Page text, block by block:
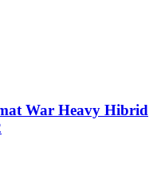
War Heavy Hibrid